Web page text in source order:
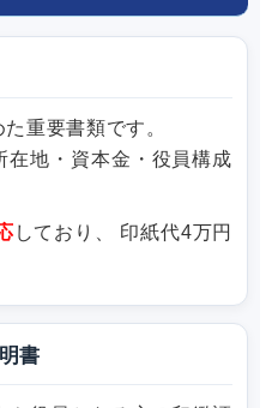
重要書類です。
在地・資本金・役員構成
しており、 印紙代4万円
書